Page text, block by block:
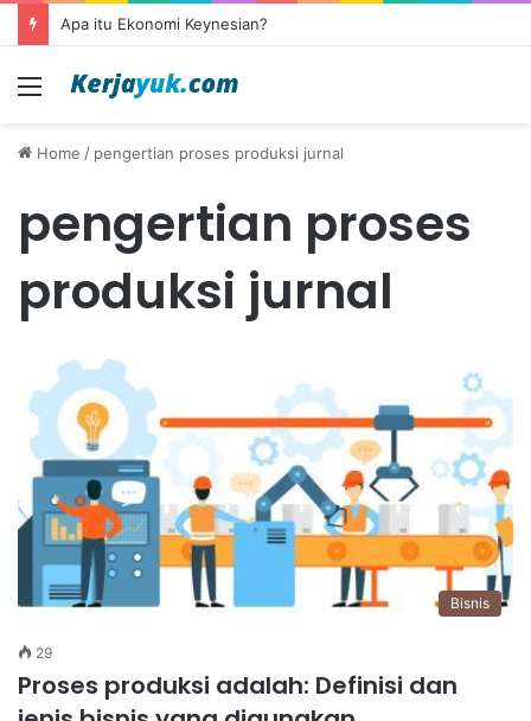
Apa itu Ekonomi Keynesian?
Menu
Home / pengertian proses produksi jurnal
pengertian proses
produksi jurnal
Bisnis
29
Proses produksi adalah: Definisi dan